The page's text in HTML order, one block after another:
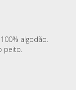
algodão.
peito.